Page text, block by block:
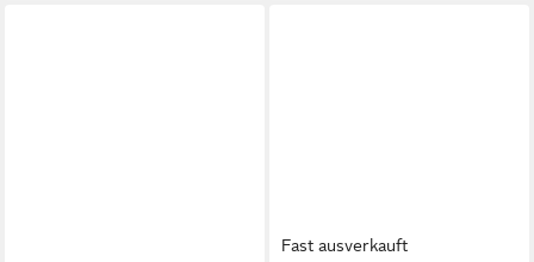
Fast ausverkauft